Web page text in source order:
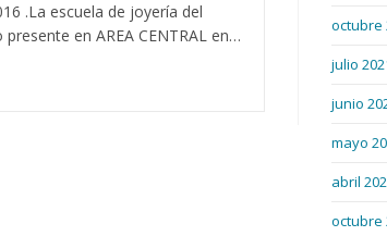
.La escuela de joyería del
en AREA CENTRAL en…
octubre
julio
junio
mayo
abril
octubre